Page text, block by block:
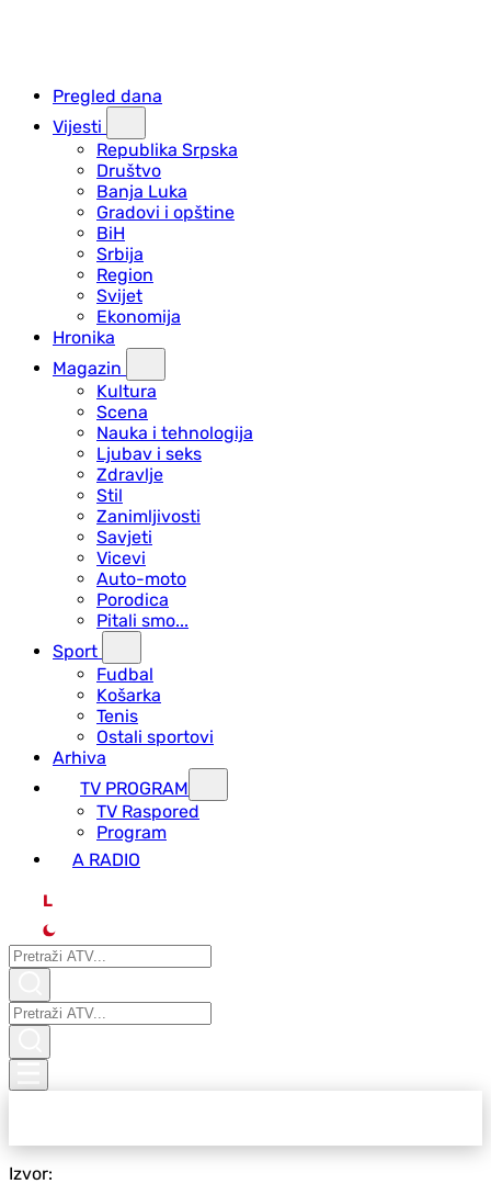
Pregled dana
Vijesti
Republika Srpska
Društvo
Banja Luka
Gradovi i opštine
BiH
Srbija
Region
Svijet
Ekonomija
Hronika
Magazin
Kultura
Scena
Nauka i tehnologija
Ljubav i seks
Zdravlje
Stil
Zanimljivosti
Savjeti
Vicevi
Auto-moto
Porodica
Pitali smo...
Sport
Fudbal
Košarka
Tenis
Ostali sportovi
Arhiva
TV PROGRAM
ТV Raspored
Program
A RADIO
L
Izvor: